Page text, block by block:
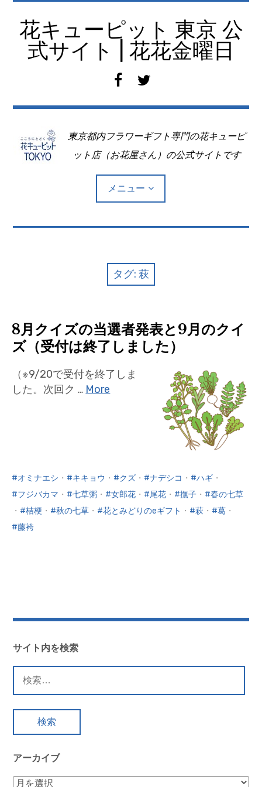
花キューピット 東京 公
式サイト | 花花金曜日
f
c
b
o
k
i
t
e
東京都内フラワーギフト専門の花キューピ
ット店（お花屋さん）の公式サイトです
メニュー
加盟店リスト
花キューピットタウン
団体概要
タグ: 萩
8月クイズの当選者発表と9月のクイ
ズ（受付は終了しました）
（※9/20で受付を終了しま
した。次回ク … More
オミナエシ ・ キキョウ ・ クズ ・ ナデシコ ・ ハギ ・
フジバカマ ・ 七草粥 ・ 女郎花 ・ 尾花 ・ 撫子 ・
春の七草
・
桔梗 ・ 秋の七草 ・ 花とみどりのeギフト ・ 萩 ・ 葛 ・
藤袴
サイト内を検索
索:
アーカイブ
ア